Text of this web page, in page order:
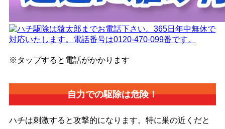
※タップすると電話がかかります
自力での駆除は危険！
ハチは刺激すると攻撃的になります。特に巣の近くだと